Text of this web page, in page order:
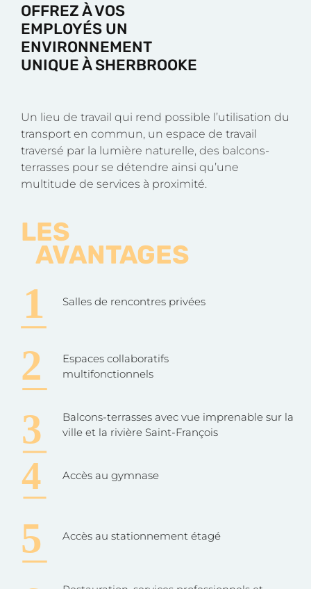
OFFREZ À VOS
EMPLOYÉS UN
ENVIRONNEMENT
UNIQUE À SHERBROOKE
Un lieu de travail qui rend possible l’utilisation du
transport en commun, un espace de travail
traversé par la lumière naturelle, des balcons-
terrasses pour se détendre ainsi qu’une
multitude de services à proximité.
LES
AVANTAGES
Salles de rencontres privées
Espaces collaboratifs
multifonctionnels
Balcons-terrasses avec vue imprenable sur la
ville et la rivière Saint-François
Accès au gymnase
Accès au stationnement étagé